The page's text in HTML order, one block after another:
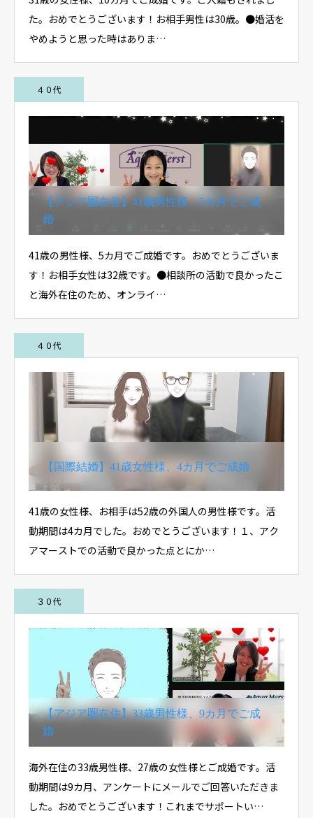
た。おめでとうございます！お相手男性は30歳。●婚活を
やめようと思った時はありま…
４０代
【アジア圏在住】41歳男性様、5カ月でご成
婚
41歳の男性様、5カ月でご成婚です。おめでとうございま
す！お相手女性は32歳です。●相談所の活動で良かったこ
と海外在住のため、オンライ…
４０代
【国際結婚】41歳女性様、4カ月でご成婚
41歳の女性様、お相手は52歳の外国人の男性様です。活
動期間は4カ月でした。おめでとうございます！１、アク
アマーストでの活動で良かった点とにか…
３０代
【アジア圏在住】33歳男性様、9カ月でご成
婚
海外在住の33歳男性様、27歳の女性様とご成婚です。活
動期間は9カ月、アンケートにメールでご回答いただきま
した。おめでとうございます！これまでサポートい…